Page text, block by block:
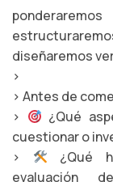
diseñaremos
>
> Antes de
>
¿Qué
cuestionar o
>
¿Qué
evaluación